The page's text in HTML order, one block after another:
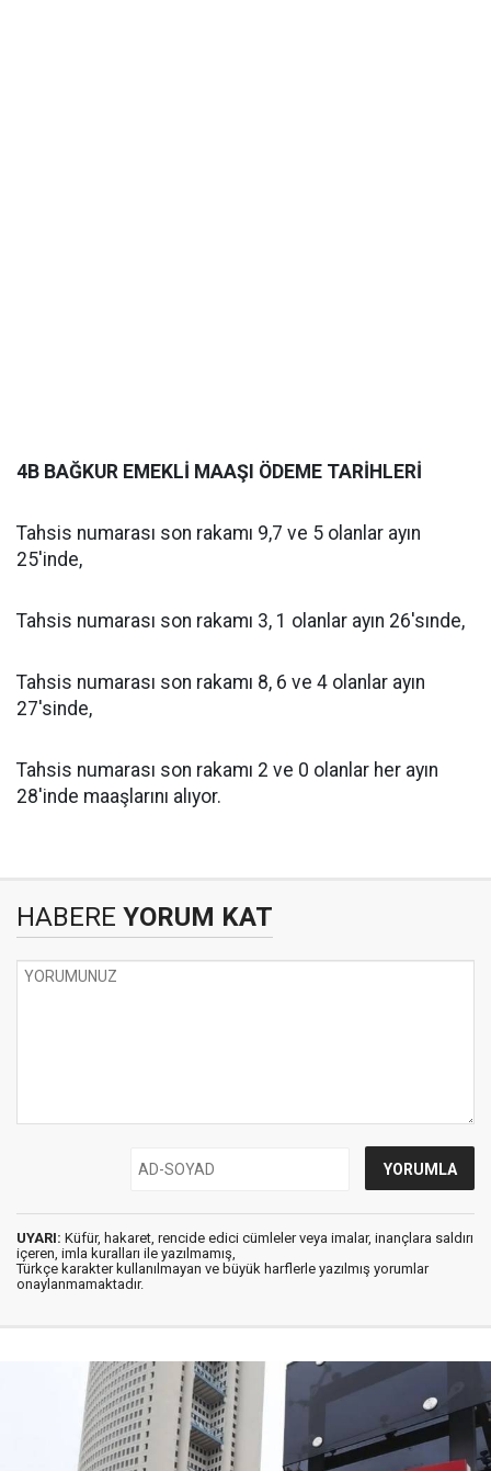
4B BAĞKUR EMEKLİ MAAŞI ÖDEME TARİHLERİ
Tahsis numarası son rakamı 9,7 ve 5 olanlar ayın
25'inde,
Tahsis numarası son rakamı 3, 1 olanlar ayın 26'sınde,
Tahsis numarası son rakamı 8, 6 ve 4 olanlar ayın
27'sinde,
Tahsis numarası son rakamı 2 ve 0 olanlar her ayın
28'inde maaşlarını alıyor.
HABERE YORUM KAT
UYARI: Küfür, hakaret, rencide edici cümleler veya imalar, inançlara saldırı
içeren, imla kuralları ile yazılmamış,
Türkçe karakter kullanılmayan ve büyük harflerle yazılmış yorumlar
onaylanmamaktadır.